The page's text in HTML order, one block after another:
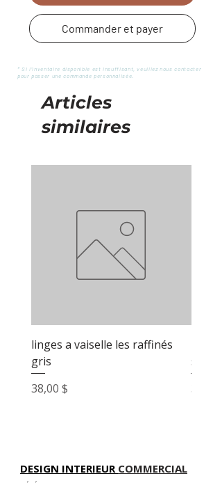
Commander et payer
* Si l'inventaire disponible est insuffisant, veuillez nous contacter
pour passer une commande personnalisée.
Articles
similaires
linges a vaiselle les raffinés
gris
Prix
38,00 $
sable
Prix
38,00 $
DESIGN INTERIEUR COMMERCIAL